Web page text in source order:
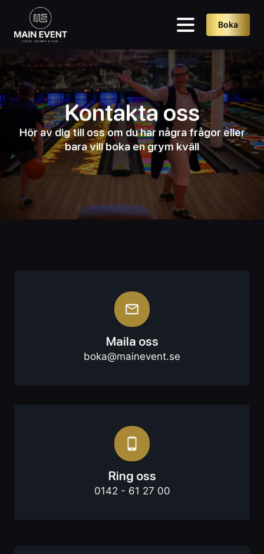
Boka
Kontakta oss
Hör av dig till oss om du har några frågor eller
bara vill boka en grym kväll
Maila oss
boka@mainevent.se
Ring oss
0142 - 61 27 00